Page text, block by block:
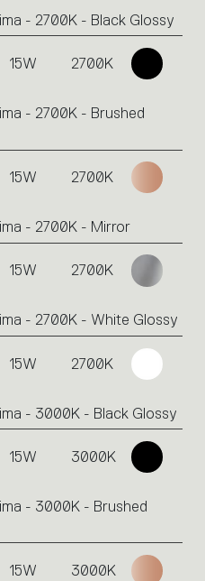
- 2700K - Black Glossy
15W 2700K
- 2700K - Brushed
15W 2700K
- 2700K - Mirror
15W 2700K
- 2700K - White Glossy
15W 2700K
- 3000K - Black Glossy
15W 3000K
- 3000K - Brushed
15W 3000K